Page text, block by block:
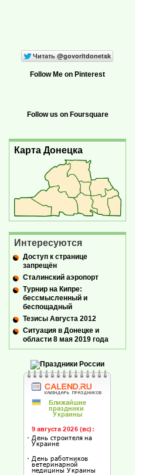
Follow Me on Pinterest
Follow us on Foursquare
Карта Донецка
Интересуются
Доступ к странице
запрещён
Сталинский аэропорт
Турнир на Кипре:
бессмысленный и
беспощадный
Тезисы Августа 2012
Ситуация в Донецке и
области 8 мая 2019 года